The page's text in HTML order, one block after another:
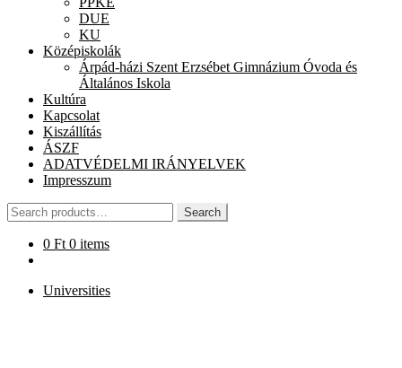
DUE
KU
Középiskolák
Árpád-házi Szent Erzsébet Gimnázium Óvoda és
Általános Iskola
Kultúra
Kapcsolat
Kiszállítás
ÁSZF
ADATVÉDELMI IRÁNYELVEK
Impresszum
Search
for:
Search
0 Ft 0 items
Universities